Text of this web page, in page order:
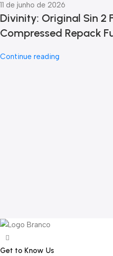
11 de junho de 2026
Divinity: Original Sin 2
Compressed Repack
Continue reading
Get to Know Us